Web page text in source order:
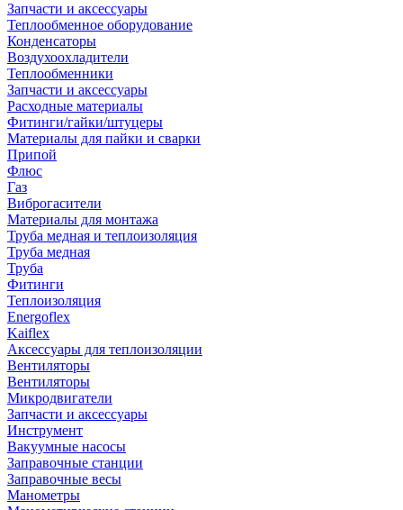
Запчасти и аксессуары
Теплообменное оборудование
Конденсаторы
Воздухоохладители
Теплообменники
Запчасти и аксессуары
Расходные материалы
Фитинги/гайки/штуцеры
Материалы для пайки и сварки
Припой
Флюс
Газ
Виброгасители
Материалы для монтажа
Труба медная и теплоизоляция
Труба медная
Труба
Фитинги
Теплоизоляция
Energoflex
Kaiflex
Аксессуары для теплоизоляции
Вентиляторы
Вентиляторы
Микродвигатели
Запчасти и аксессуары
Инструмент
Вакуумные насосы
Заправочные станции
Заправочные весы
Манометры